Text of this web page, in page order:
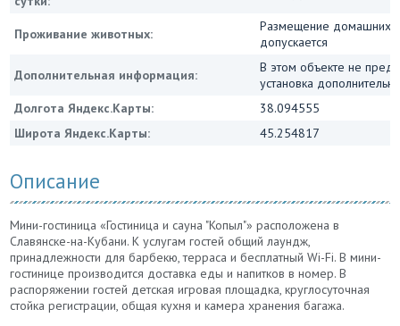
Проживание животных:
Размещение домашних
допускается
Дополнительная информация:
В этом объекте не
установка
Долгота Яндекс.Карты:
38.094555
Широта Яндекс.Карты:
45.254817
Описание
Мини-гостиница «Гостиница и сауна "Копыл"» расположена в
Славянске-на-Кубани. К услугам гостей общий лаундж,
принадлежности для барбекю, терраса и бесплатный Wi-Fi. В мини-
гостинице производится доставка еды и напитков в номер. В
распоряжении гостей детская игровая площадка, круглосуточная
стойка регистрации, общая кухня и камера хранения багажа.